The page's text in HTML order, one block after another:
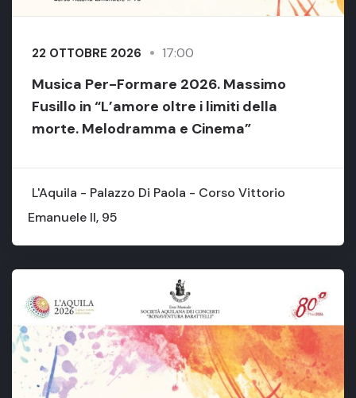
22 OTTOBRE 2026 17:00
Musica Per-Formare 2026. Massimo
Fusillo in “L’amore oltre i limiti della
morte. Melodramma e Cinema”
L'Aquila - Palazzo Di Paola - Corso Vittorio
Emanuele II, 95